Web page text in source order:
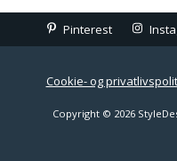
Pinterest
Cookie- og
Copyright © 2026